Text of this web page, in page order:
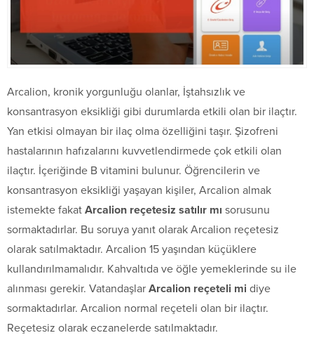
Arcalion, kronik yorgunluğu olanlar, İştahsızlık ve
konsantrasyon eksikliği gibi durumlarda etkili olan bir ilaçtır.
Yan etkisi olmayan bir ilaç olma özelliğini taşır. Şizofreni
hastalarının hafızalarını kuvvetlendirmede çok etkili olan
ilaçtır. İçeriğinde B vitamini bulunur. Öğrencilerin ve
konsantrasyon eksikliği yaşayan kişiler, Arcalion almak
istemekte fakat Arcalion reçetesiz satılır mı sorusunu
sormaktadırlar. Bu soruya yanıt olarak Arcalion reçetesiz
olarak satılmaktadır. Arcalion 15 yaşından küçüklere
kullandırılmamalıdır. Kahvaltıda ve öğle yemeklerinde su ile
alınması gerekir. Vatandaşlar Arcalion reçeteli mi diye
sormaktadırlar. Arcalion normal reçeteli olan bir ilaçtır.
Reçetesiz olarak eczanelerde satılmaktadır.